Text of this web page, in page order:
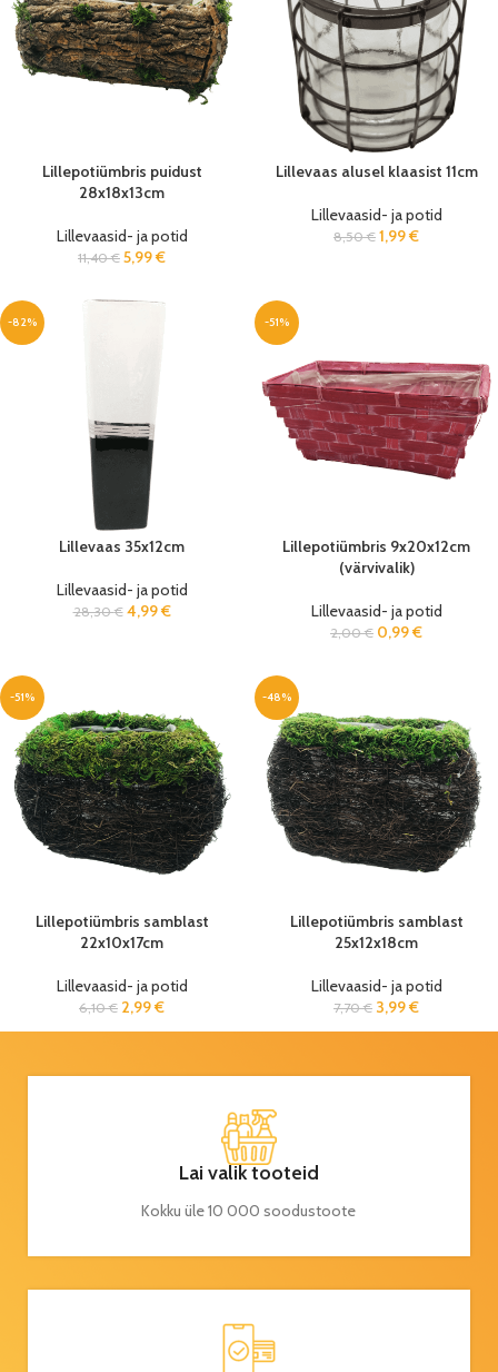
Lillepotiümbris puidust
28x18x13cm
Lillevaasid- ja potid
11,40€ 5,99€
Lillevaas alusel klaasist 11cm
Lillevaasid- ja potid
8,50€ 1,99€
-82%
Lillevaas 35x12cm
Lillevaasid- ja potid
28,30€ 4,99€
-51%
Lillepotiümbris 9x20x12cm
(värvivalik)
Lillevaasid- ja potid
2,00€ 0,99€
-51%
Lillepotiümbris samblast
22x10x17cm
Lillevaasid- ja potid
6,10€ 2,99€
-48%
Lillepotiümbris samblast
25x12x18cm
Lillevaasid- ja potid
7,70€ 3,99€
Lai valik tooteid
Kokku üle 10 000 soodustoote